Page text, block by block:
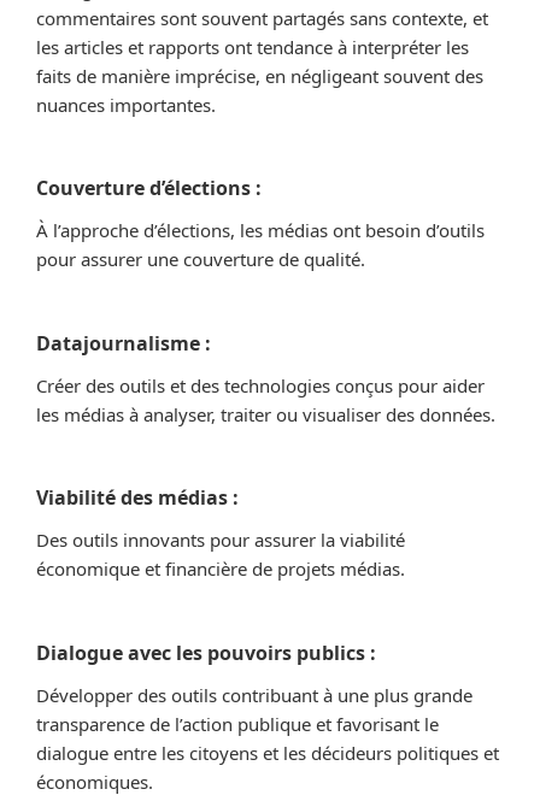
commentaires sont souvent partagés sans contexte, et
les articles et rapports ont tendance à interpréter les
faits de manière imprécise, en négligeant souvent des
nuances importantes.
Couverture d’élections :
À l’approche d’élections, les médias ont besoin d’outils
pour assurer une couverture de qualité.
Datajournalisme :
Créer des outils et des technologies conçus pour aider
les médias à analyser, traiter ou visualiser des données.
Viabilité des médias :
Des outils innovants pour assurer la viabilité
économique et financière de projets médias.
Dialogue avec les pouvoirs publics :
Développer des outils contribuant à une plus grande
transparence de l’action publique et favorisant le
dialogue entre les citoyens et les décideurs politiques et
économiques.